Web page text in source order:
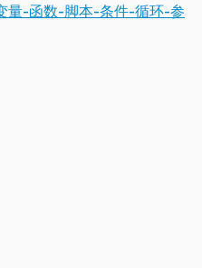
量-函数-脚本-条件-循环-参